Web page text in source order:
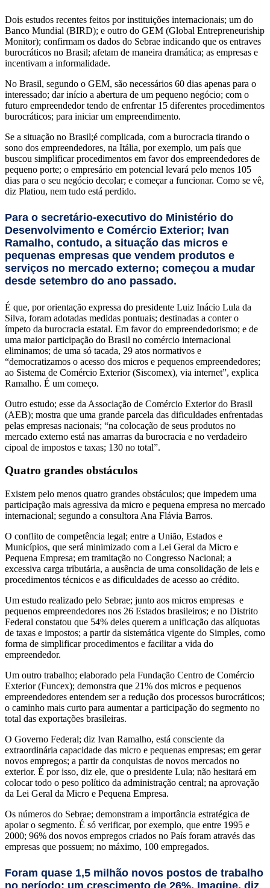
Dois estudos recentes feitos por instituições internacionais; um do
Banco Mundial (BIRD); e outro do GEM (Global Entrepreneuriship
Monitor); confirmam os dados do Sebrae indicando que os entraves
burocráticos no Brasil; afetam de maneira dramática; as empresas e
incentivam a informalidade.
No Brasil, segundo o GEM, são necessários 60 dias apenas para o
interessado; dar início a abertura de um pequeno negócio; com o
futuro empreendedor tendo de enfrentar 15 diferentes procedimentos
burocráticos; para iniciar um empreendimento.
Se a situação no Brasil;é complicada, com a burocracia tirando o
sono dos empreendedores, na Itália, por exemplo, um país que
buscou simplificar procedimentos em favor dos empreendedores de
pequeno porte; o empresário em potencial levará pelo menos 105
dias para o seu negócio decolar; e começar a funcionar. Como se vê,
diz Platiou, nem tudo está perdido.
Para o secretário-executivo do Ministério do
Desenvolvimento e Comércio Exterior; Ivan
Ramalho, contudo, a situação das micros e
pequenas empresas que vendem produtos e
serviços no mercado externo; começou a mudar
desde setembro do ano passado.
É que, por orientação expressa do presidente Luiz Inácio Lula da
Silva, foram adotadas medidas pontuais; destinadas a conter o
ímpeto da burocracia estatal. Em favor do empreendedorismo; e de
uma maior participação do Brasil no comércio internacional
eliminamos; de uma só tacada, 29 atos normativos e
“democratizamos o acesso dos micros e pequenos empreendedores;
ao Sistema de Comércio Exterior (Siscomex), via internet”, explica
Ramalho. É um começo.
Outro estudo; esse da Associação de Comércio Exterior do Brasil
(AEB); mostra que uma grande parcela das dificuldades enfrentadas
pelas empresas nacionais; “na colocação de seus produtos no
mercado externo está nas amarras da burocracia e no verdadeiro
cipoal de impostos e taxas; 130 no total”.
Quatro grandes obstáculos
Existem pelo menos quatro grandes obstáculos; que impedem uma
participação mais agressiva da micro e pequena empresa no mercado
internacional; segundo a consultora Ana Flávia Barros.
O conflito de competência legal; entre a União, Estados e
Municípios, que será minimizado com a Lei Geral da Micro e
Pequena Empresa; em tramitação no Congresso Nacional; a
excessiva carga tributária, a ausência de uma consolidação de leis e
procedimentos técnicos e as dificuldades de acesso ao crédito.
Um estudo realizado pelo Sebrae; junto aos micros empresas e
pequenos empreendedores nos 26 Estados brasileiros; e no Distrito
Federal constatou que 54% deles querem a unificação das alíquotas
de taxas e impostos; a partir da sistemática vigente do Simples, como
forma de simplificar procedimentos e facilitar a vida do
empreendedor.
Um outro trabalho; elaborado pela Fundação Centro de Comércio
Exterior (Funcex); demonstra que 21% dos micros e pequenos
empreendedores entendem ser a redução dos processos burocráticos;
o caminho mais curto para aumentar a participação do segmento no
total das exportações brasileiras.
O Governo Federal; diz Ivan Ramalho, está consciente da
extraordinária capacidade das micro e pequenas empresas; em gerar
novos empregos; a partir da conquistas de novos mercados no
exterior. É por isso, diz ele, que o presidente Lula; não hesitará em
colocar todo o peso político da administração central; na aprovação
da Lei Geral da Micro e Pequena Empresa.
Os números do Sebrae; demonstram a importância estratégica de
apoiar o segmento. É só verificar, por exemplo, que entre 1995 e
2000; 96% dos novos empregos criados no País foram através das
empresas que possuem; no máximo, 100 empregados.
Foram quase 1,5 milhão novos postos de trabalho
no período; um crescimento de 26%. Imagine, diz